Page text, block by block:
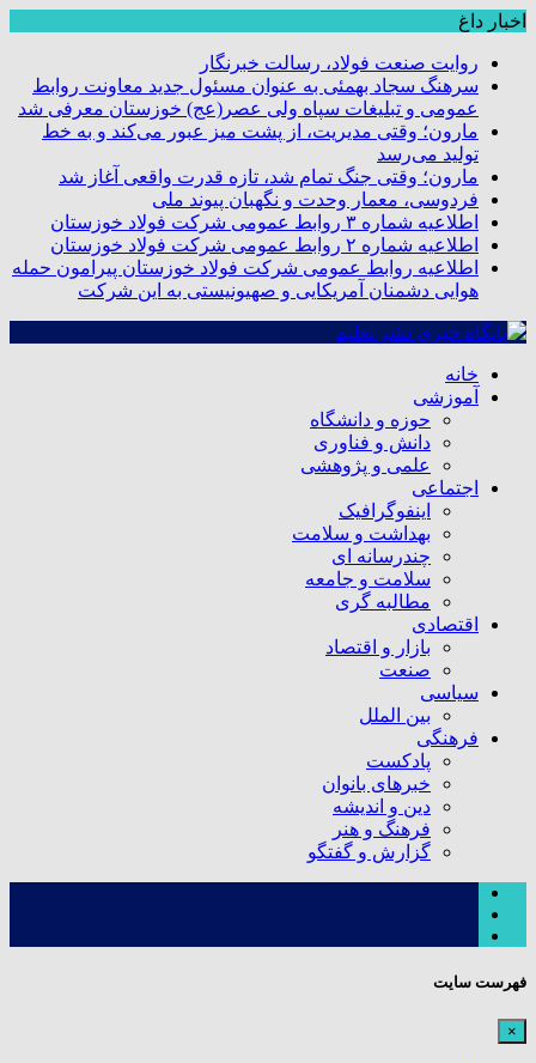
اخبار داغ
روایت صنعت فولاد،‌ رسالت خبرنگار
سرهنگ سجاد بهمئی به عنوان مسئول جدید معاونت روابط
عمومی و تبلیغات سپاه ولی عصر(عج) خوزستان معرفی شد
مارون؛ وقتی مدیریت، از پشت میز عبور می‌کند و به خط
تولید می‌رسد
مارون؛ وقتی جنگ تمام شد، تازه قدرت واقعی آغاز شد
فردوسی، معمار وحدت و نگهبان پیوند ملی
اطلاعیه شماره ۳ روابط عمومی شرکت فولاد خوزستان
اطلاعیه شماره ۲ روابط عمومی شرکت فولاد خوزستان
اطلاعیه روابط عمومی شرکت فولاد خوزستان پیرامون حمله
هوایی دشمنان آمریکایی و صهیونیستی به این شرکت
خانه
آموزشی
حوزه و دانشگاه
دانش و فناوری
علمی و پژوهشی
اجتماعی
اینفوگرافیک
بهداشت و سلامت
چندرسانه ای
سلامت و جامعه
مطالبه گری
اقتصادی
بازار و اقتصاد
صنعت
سیاسی
بین الملل
فرهنگی
پادکست
خبرهای بانوان
دین و اندیشه
فرهنگ و هنر
گزارش و گفتگو
فهرست سایت
×